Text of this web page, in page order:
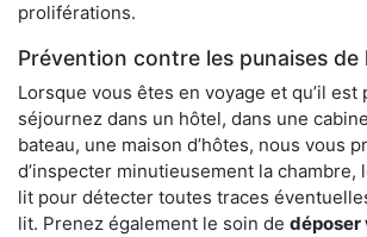
proliférations.
Prévention contre les punaises
Lorsque vous êtes en voyage et qu’il est
séjournez dans un hôtel, dans une
bateau, une maison d’hôtes, nous vous
d’inspecter minutieusement la chambre,
lit pour détecter toutes traces
lit. Prenez également le soin de déposer